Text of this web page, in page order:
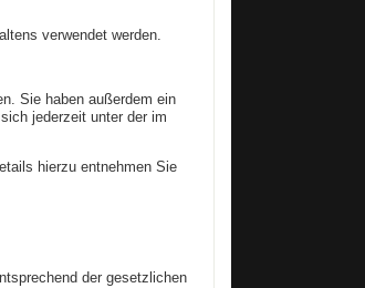
verwendet werden.
Sie haben außerdem ein
jederzeit unter der im
hierzu entnehmen Sie
der gesetzlichen